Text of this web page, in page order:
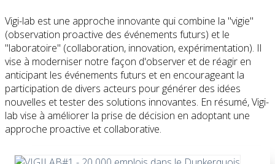
Vigi-lab est une approche innovante qui combine la "vigie"
(observation proactive des événements futurs) et le
"laboratoire" (collaboration, innovation, expérimentation). Il
vise à moderniser notre façon d'observer et de réagir en
anticipant les événements futurs et en encourageant la
participation de divers acteurs pour générer des idées
nouvelles et tester des solutions innovantes. En résumé, Vigi-
lab vise à améliorer la prise de décision en adoptant une
approche proactive et collaborative.